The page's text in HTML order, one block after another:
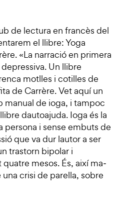
de lectura en francès del
el llibre: Yoga
«La narració en primera
Un llibre
motlles i cotilles de
de Carrère. Vet aquí un
manual de ioga, i tampoc
dautoajuda. Ioga és la
persona i sense embuts de
que va dur lau­tor a ser
trastorn bipolar i
mesos. És, així ma­
crisi de parella, sobre